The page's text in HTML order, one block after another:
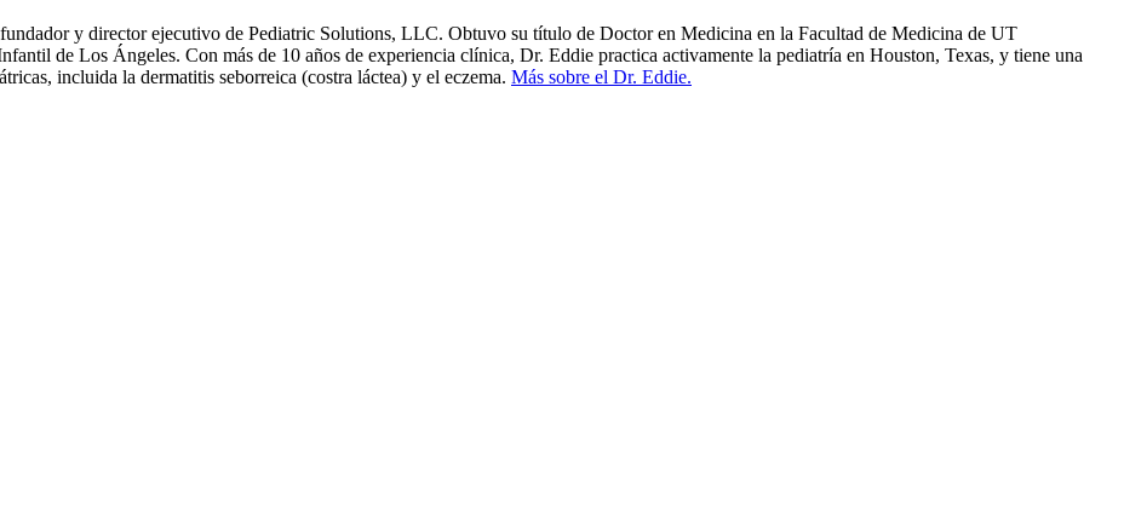
y director ejecutivo de Pediatric Solutions, LLC. Obtuvo su título de Doctor en Medicina en la Facultad de Medicina de UT
de Los Ángeles. Con más de 10 años de experiencia clínica, Dr. Eddie practica activamente la pediatría en Houston, Texas, y tiene una
incluida la dermatitis seborreica (costra láctea) y el eczema. Más sobre el Dr. Eddie.